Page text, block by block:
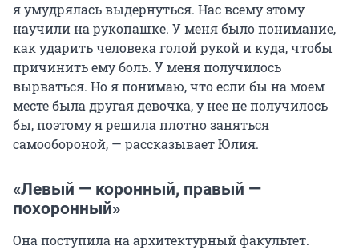
я умудрялась выдернуться. Нас всему этому
научили на рукопашке. У меня было понимание,
как ударить человека голой рукой и куда, чтобы
причинить ему боль. У меня получилось
вырваться. Но я понимаю, что если бы на моем
месте была другая девочка, у нее не получилось
бы, поэтому я решила плотно заняться
самообороной, — рассказывает Юлия.
«Левый — коронный, правый —
похоронный»
Она поступила на архитектурный факультет.